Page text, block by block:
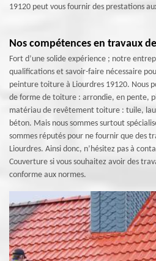
19120 peut vous fournir des prestations
Nos compétences en travaux
Fort d’une solide expérience ; notre
qualifications et savoir-faire nécessaire
peinture toiture à Liourdres 19120. Nous
de forme de toiture : arrondie, en pente,
matériau de revêtement toiture : tuile,
béton. Mais nous sommes surtout
sommes réputés pour ne fournir que des
Liourdres. Ainsi donc, n’hésitez pas à
Couverture si vous souhaitez avoir des
conforme aux normes.